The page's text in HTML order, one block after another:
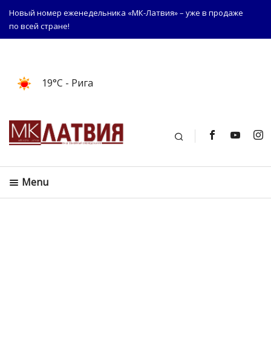
Новый номер еженедельника «МК-Латвия» – уже в продаже
по всей стране!
19°C - Рига
Поиск
Menu